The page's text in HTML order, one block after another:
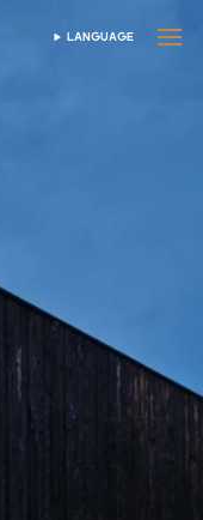
SELECT LANGUAGE
LANGUAGE